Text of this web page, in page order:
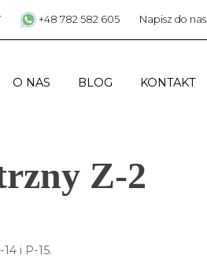
+48 782 582 605 Napisz do
O NAS BLOG KONTAKT
Z-2
i P-15.